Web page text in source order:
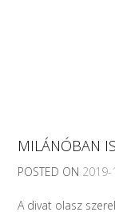
MILÁNÓBAN
POSTED ON 2019-
A divat olasz